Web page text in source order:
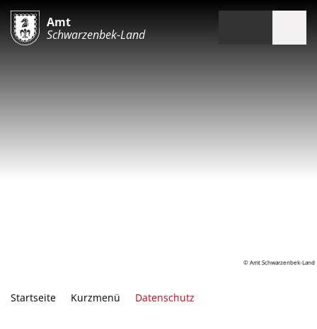
Amt
Schwarzenbek-Land
© Amt Schwarzenbek-Land
Startseite Kurzmenü Datenschutz